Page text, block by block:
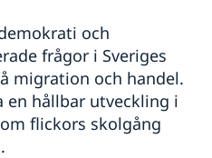
och
frågor i Sveriges
migration och handel.
hållbar utveckling i
flickors skolgång